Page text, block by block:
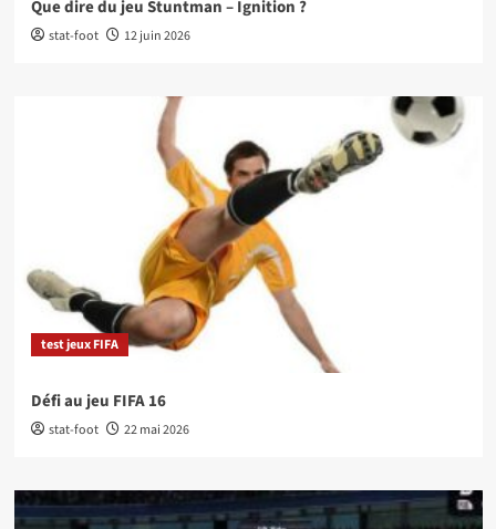
Que dire du jeu Stuntman – Ignition ?
stat-foot 12 juin 2026
test jeux FIFA
Défi au jeu FIFA 16
stat-foot 22 mai 2026